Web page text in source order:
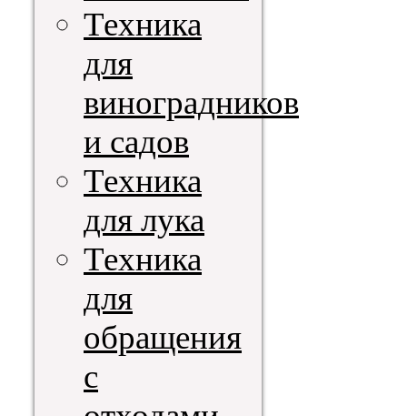
Техника
для
виноградников
и садов
Техника
для лука
Техника
для
обращения
с